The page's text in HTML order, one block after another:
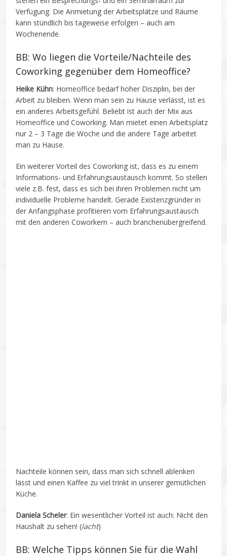
Verfügung. Die Anmietung der Arbeitsplätze und Räume
kann stündlich bis tageweise erfolgen – auch am
Wochenende.
BB: Wo liegen die Vorteile/Nachteile des
Coworking gegenüber dem Homeoffice?
Heike Kühn: Homeoffice bedarf hoher Disziplin, bei der
Arbeit zu bleiben. Wenn man sein zu Hause verlässt, ist es
ein anderes Arbeitsgefühl. Beliebt ist auch der Mix aus
Homeoffice und Coworking. Man mietet einen Arbeitsplatz
nur 2 – 3 Tage die Woche und die andere Tage arbeitet
man zu Hause.
Ein weiterer Vorteil des Coworking ist, dass es zu einem
Informations- und Erfahrungsaustausch kommt. So stellen
viele z.B. fest, dass es sich bei ihren Problemen nicht um
individuelle Probleme handelt. Gerade Existenzgründer in
der Anfangsphase profitieren vom Erfahrungsaustausch
mit den anderen Coworkern – auch branchenübergreifend.
Nachteile können sein, dass man sich schnell ablenken
lässt und einen Kaffee zu viel trinkt in unserer gemütlichen
Küche.
Daniela Scheler: Ein wesentlicher Vorteil ist auch: Nicht den
Haushalt zu sehen! (lacht)
BB: Welche Tipps können Sie für die Wahl